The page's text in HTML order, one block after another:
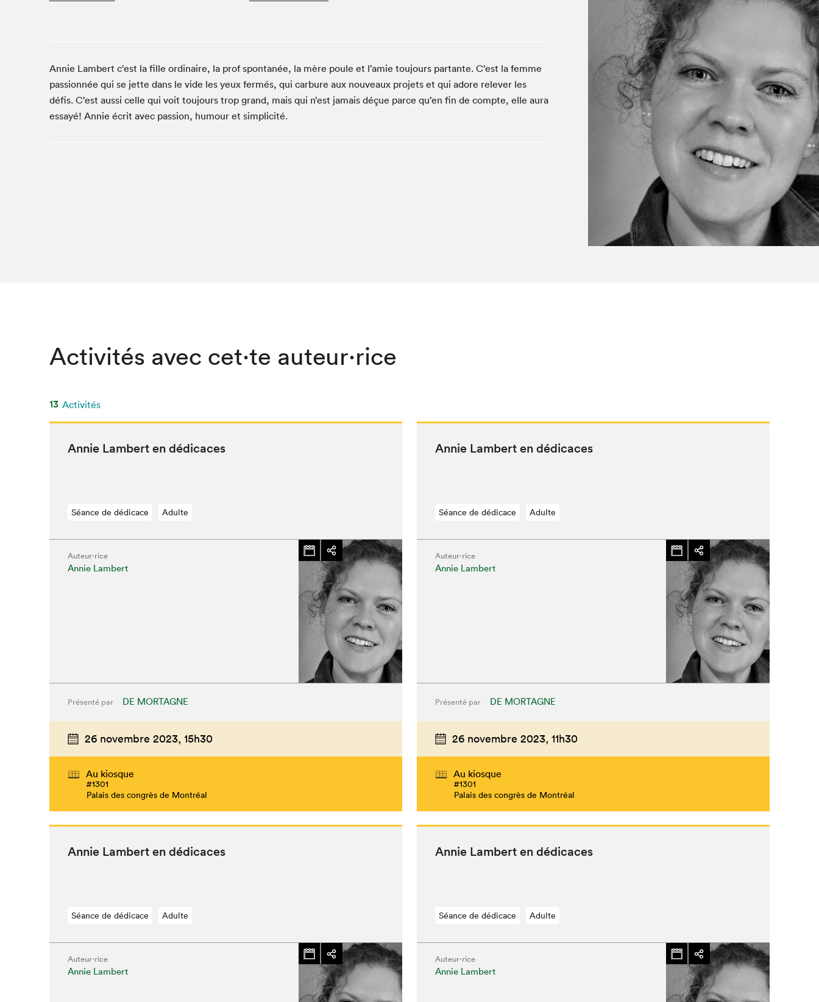
La Maison des libraires
Le grand jeu de lecture à voix haute du Salon du livre
de Montréal
Le Salon dans ta classe
Lettres québécoises au Salon
À propos du Salon
Liste des exposant·e·s
Liste des auteur·rice·s
Annie Lambert c’est la fille ordinaire, la prof spontanée, la mère poule et l’amie toujours partante. C’est la femme
passionnée qui se jette dans le vide les yeux fermés, qui carbure aux nouveaux projets et qui adore relever les
défis. C’est aussi celle qui voit toujours trop grand, mais qui n’est jamais déçue parce qu’en fin de compte, elle aura
essayé! Annie écrit avec passion, humour et simplicité.
Activités avec cet·te auteur·rice
13 Activités
Annie Lam­bert en dédicaces
Séance de dédicace Adulte
Auteur·rice
Annie Lambert
Présenté par DE MORTAGNE
26 novembre 2023, 15h30
Au kiosque
#1301
Palais des congrès de Montréal
Annie Lam­bert en dédicaces
Séance de dédicace Adulte
Auteur·rice
Annie Lambert
Présenté par DE MORTAGNE
26 novembre 2023, 11h30
Au kiosque
#1301
Palais des congrès de Montréal
Annie Lam­bert en dédicaces
Séance de dédicace Adulte
Auteur·rice
Annie Lambert
Annie Lam­bert en dédicaces
Séance de dédicace Adulte
Auteur·rice
Annie Lambert